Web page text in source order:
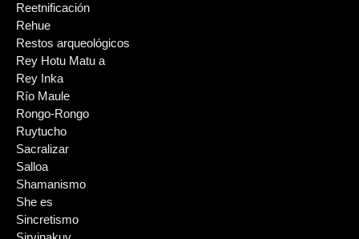
Reetnificación
Rehue
Restos arqueológicos
Rey Hotu Matu a
Rey Inka
Río Maule
Rongo-Rongo
Ruytucho
Sacralizar
Salloa
Shamanismo
She es
Sincretismo